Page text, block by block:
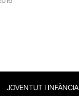
JOVENTUT I INFÀNCIA